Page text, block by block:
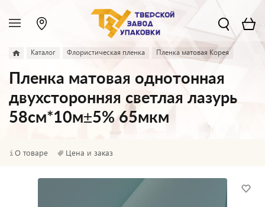
Каталог Флористическая пленка Пленка матовая Корея
Пленка матовая однотонная
двухсторонняя светлая лазурь
58см*10м±5% 65мкм
О товаре Цена и заказ